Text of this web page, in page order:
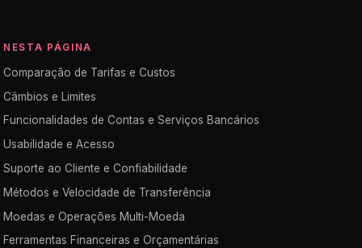
NESTA PÁGINA
Comparação de Tarifas e Custos
Câmbios e Limites
Funcionalidades de Contas e Serviços Bancários
Usabilidade e Acesso
Suporte ao Cliente e Confiabilidade
Métodos e Velocidade de Transferência
Moedas e Operações Multi-Moeda
Ferramentas Financeiras e Orçamentárias